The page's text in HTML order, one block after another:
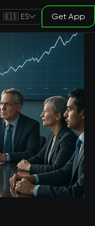
🇪🇸 ES Get App